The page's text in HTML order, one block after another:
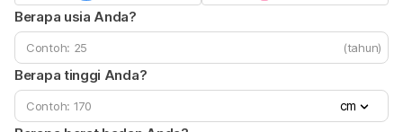
Berapa usia Anda?
(tahun)
Berapa tinggi Anda?
cm